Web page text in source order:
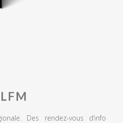
LFM
Des rendez-vous d’info